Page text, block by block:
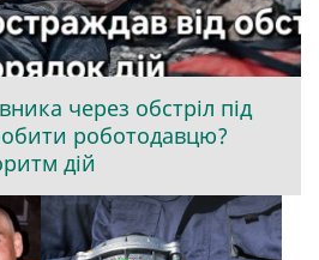
через обстріл під
роботодавцю?
дій